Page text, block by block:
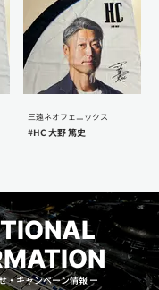
三遠ネオフェニックス
#HC 大野 篤史
・キャンペーン情報 ー